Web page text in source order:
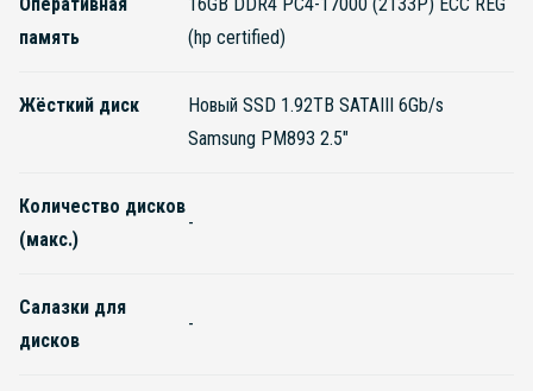
память
(hp certified)
Жёсткий диск
Новый SSD 1.92TB SATAIII 6Gb/s
Samsung PM893 2.5"
Количество дисков
(макс.)
-
Салазки для
дисков
-